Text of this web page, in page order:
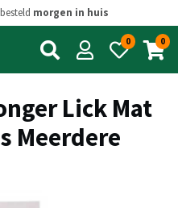
morgen in huis
0 0
Lick Mat
Meerdere